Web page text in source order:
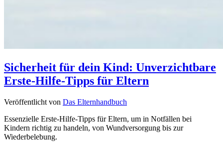
Sicherheit für dein Kind: Unverzichtbare
Erste-Hilfe-Tipps für Eltern
Veröffentlicht von Das Elternhandbuch
Essenzielle Erste-Hilfe-Tipps für Eltern, um in Notfällen bei
Kindern richtig zu handeln, von Wundversorgung bis zur
Wiederbelebung.